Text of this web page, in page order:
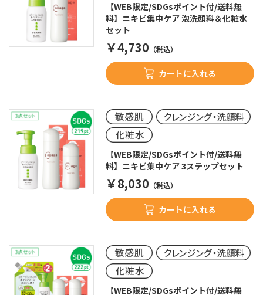
【WEB限定/SDGsポイント付/送料無
料】ニキビ集中ケア 泡洗顔料＆化粧水
セット
￥4,730 （税込）
カートに入れる
【WEB限定/SDGsポイント付/送料無
料】ニキビ集中ケア 3ステップセット
￥8,030 （税込）
カートに入れる
【WEB限定/SDGsポイント付/送料無